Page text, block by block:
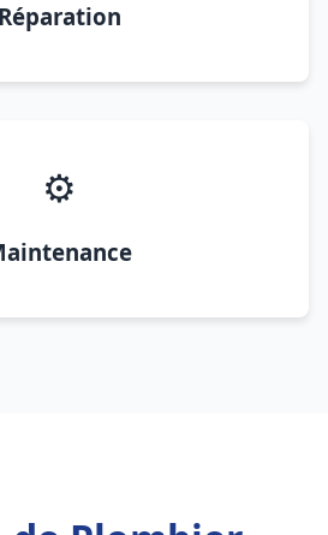
Réparation
⚙️